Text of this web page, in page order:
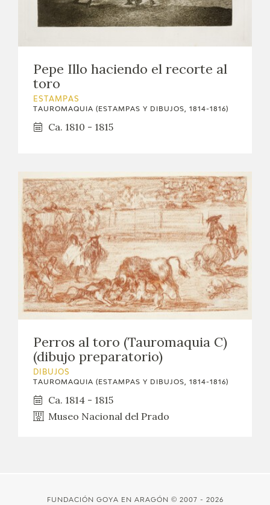
Pepe Illo haciendo el recorte al
toro
ESTAMPAS
TAUROMAQUIA (ESTAMPAS Y DIBUJOS, 1814-1816)
Ca. 1810 - 1815
Perros al toro (Tauromaquia C)
(dibujo preparatorio)
DIBUJOS
TAUROMAQUIA (ESTAMPAS Y DIBUJOS, 1814-1816)
Ca. 1814 - 1815
Museo Nacional del Prado
FUNDACIÓN GOYA EN ARAGÓN © 2007 - 2026